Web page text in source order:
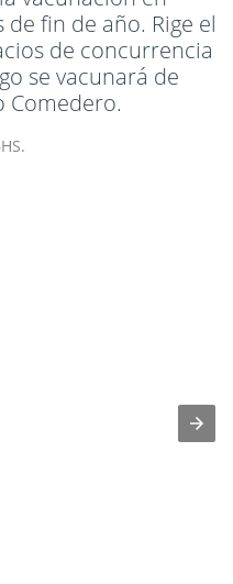
de fin de año. Rige el
de concurrencia
se vacunará de
Comedero.